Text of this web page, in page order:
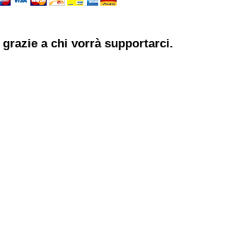
grazie a chi vorrà supportarci.